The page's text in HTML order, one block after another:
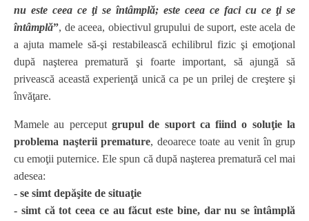
nu este ceea ce ţi se întâmplă; este ceea ce faci cu ce ţi se
întâmplă”, de aceea, obiectivul grupului de suport, este acela de
a ajuta mamele să-şi restabilească echilibrul fizic şi emoţional
după naşterea prematură şi foarte important, să ajungă să
privească această experienţă unică ca pe un prilej de creştere şi
învăţare.
Mamele au perceput grupul de suport ca fiind o soluţie la
problema naşterii premature, deoarece toate au venit în grup
cu emoţii puternice. Ele spun că după naşterea prematură cel mai
adesea:
- se simt depăşite de situaţie
- simt că tot ceea ce au făcut este bine, dar nu se întâmplă